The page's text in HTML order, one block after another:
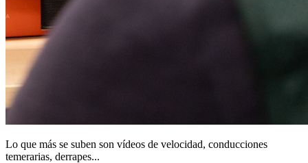
Lo que más se suben son vídeos de velocidad, conducciones
temerarias, derrapes...